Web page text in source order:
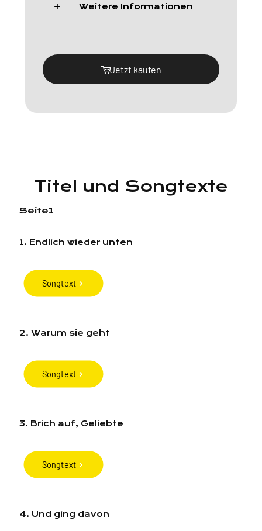
Weitere Informationen
Jetzt kaufen
Titel und Songtexte
Seite1
1. Endlich wieder unten
Songtext
2. Warum sie geht
Songtext
3. Brich auf, Geliebte
Songtext
4. Und ging davon